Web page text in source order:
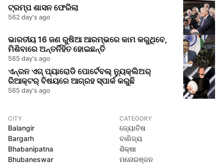
ଟ୍ରମ୍ପ ଶାସନ ଫେରିଲା
562 day's ago
ଭାରତୀୟ 16 ଜଣ ରୁଷିଆ ଆରମ୍ଭରେ କାମ କରୁଥିବେ,
ମିଶିବାରେ ଅନ୍ତର୍ନିହିତ ହୋଇଛନ୍ତି
565 day's ago
ଏନ୍ରନ ଏଗ୍ ପ୍ୟାରୋଡି ପୋର୍ଟେବଲ୍ ନ୍ୟୁକ୍ଲିଅର୍
ରିଆକ୍ଟର୍ ବିଷୟରେ ଆଗ୍ରହ ସ୍ପାର୍କ କରୁଛି
565 day's ago
CITY
Balangir
Bargarh
Bhabanipatna
Bhubaneswar
CATEGORY
ଜ୍ୟୋତିଷ
ବାଣିଜ୍ୟ
ଶିକ୍ଷା
ମନୋରଞ୍ଜନ